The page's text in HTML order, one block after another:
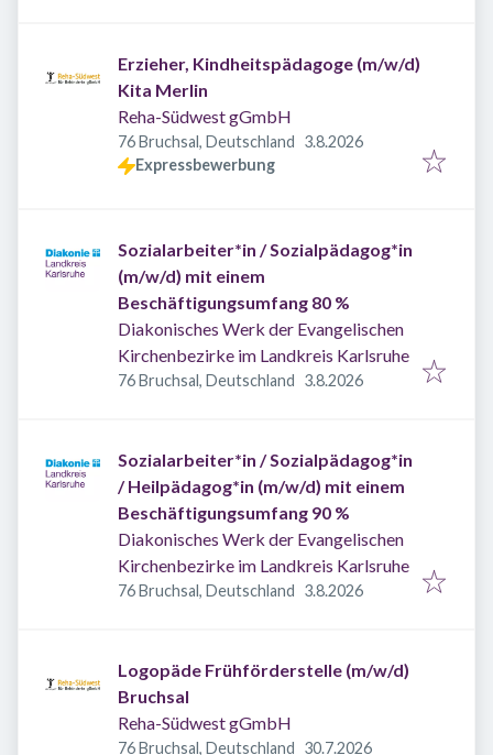
Erzieher, Kindheitspädagoge (m/w/d)
Kita Merlin
Reha-Südwest gGmbH
76 Bruchsal, Deutschland Veröffentlicht
3.8.2026
Expressbewerbung
Sozialarbeiter*in / Sozialpädagog*in
(m/w/d) mit einem
Beschäftigungsumfang 80 %
Diakonisches Werk der Evangelischen
Kirchenbezirke im Landkreis Karlsruhe
76 Bruchsal, Deutschland Veröffentlicht
3.8.2026
Sozialarbeiter*in / Sozialpädagog*in
/ Heilpädagog*in (m/w/d) mit einem
Beschäftigungsumfang 90 %
Diakonisches Werk der Evangelischen
Kirchenbezirke im Landkreis Karlsruhe
76 Bruchsal, Deutschland Veröffentlicht
3.8.2026
Logopäde Frühförderstelle (m/w/d)
Bruchsal
Reha-Südwest gGmbH
76 Bruchsal, Deutschland Veröffentlicht
30.7.2026